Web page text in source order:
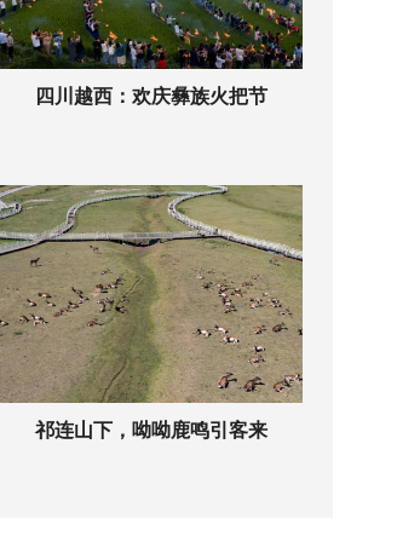
四川越西：欢庆彝族火把节
祁连山下，呦呦鹿鸣引客来